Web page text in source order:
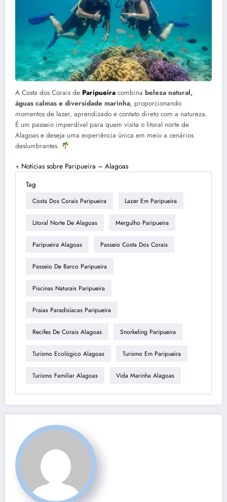
A Costa dos Corais de Paripueira combina beleza natural,
águas calmas e diversidade marinha, proporcionando
momentos de lazer, aprendizado e contato direto com a natureza.
É um passeio imperdível para quem visita o litoral norte de
Alagoas e deseja uma experiência única em meio a cenários
deslumbrantes.
+ Notícias sobre Paripueira – Alagoas
Tag
Costa Dos Corais Paripueira Lazer Em Paripueira
Litoral Norte De Alagoas Mergulho Paripueira
Paripueira Alagoas Passeio Costa Dos Corais
Passeio De Barco Paripueira
Piscinas Naturais Paripueira
Praias Paradisíacas Paripueira
Recifes De Corais Alagoas Snorkeling Paripueira
Turismo Ecológico Alagoas Turismo Em Paripueira
Turismo Familiar Alagoas Vida Marinha Alagoas